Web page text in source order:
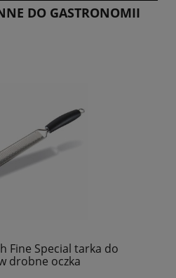
DO GASTRONOMII
Fine Special tarka do
drobne oczka